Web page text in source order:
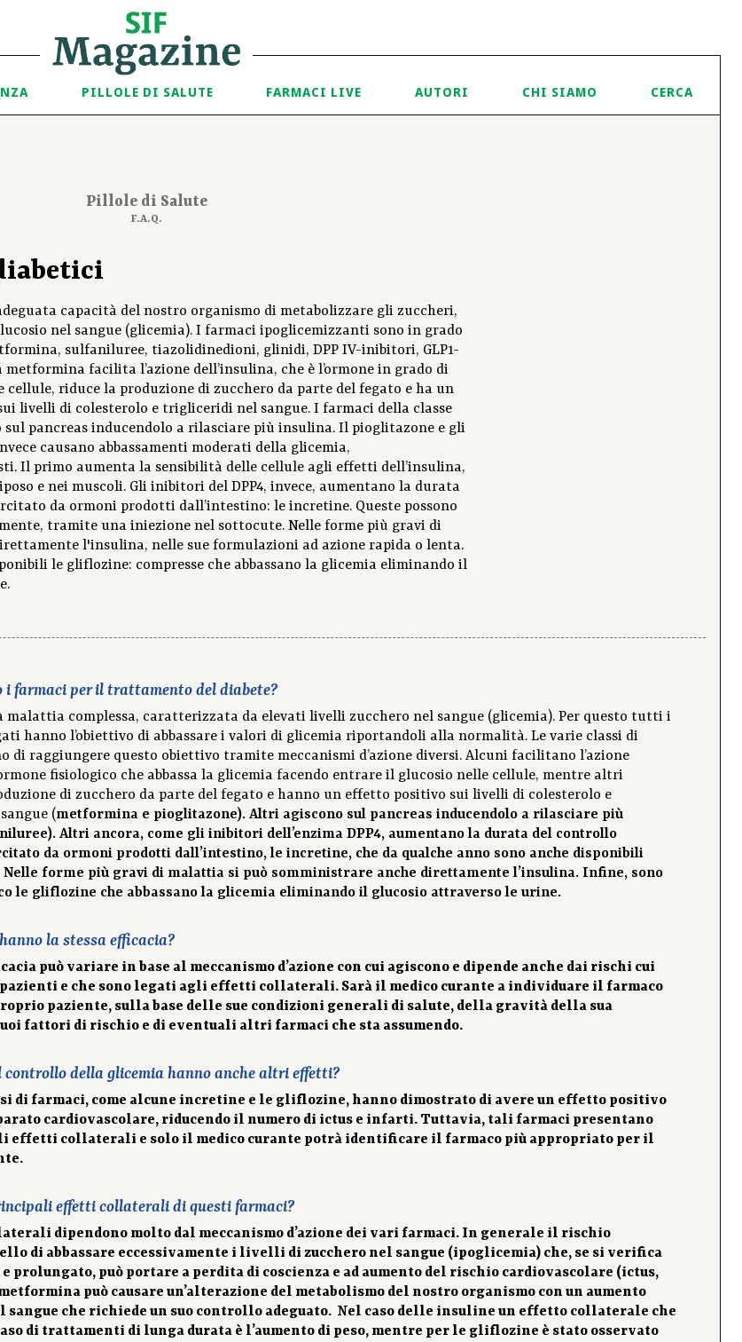
PILLOLE DI SALUTE FARMACI LIVE AUTORI CHI SIAMO CERCA
Pillole di Salute
F.A.Q.
capacità del nostro organismo di metabolizzare gli zuccheri,
nel sangue (glicemia). I farmaci ipoglicemizzanti sono in grado
sulfaniluree, tiazolidinedioni, glinidi, DPP IV-inibitori, GLP1-
facilita l’azione dell’insulina, che è l’ormone in grado di
riduce la produzione di zucchero da parte del fegato e ha un
livelli di colesterolo e trigliceridi nel sangue. I farmaci della classe
sul pancreas inducendolo a rilasciare più insulina. Il pioglitazone e gli
causano abbassamenti moderati della glicemia,
Il primo aumenta la sensibilità delle cellule agli effetti dell’insulina,
e nei muscoli. Gli inibitori del DPP4, invece, aumentano la durata
da ormoni prodotti dall’intestino: le incretine. Queste possono
tramite una iniezione nel sottocute. Nelle forme più gravi di
l'insulina, nelle sue formulazioni ad azione rapida o lenta.
le gliflozine: compresse che abbassano la glicemia eliminando il
i farmaci per il trattamento del diabete?
malattia complessa, caratterizzata da elevati livelli zucchero nel sangue (glicemia). Per questo tutti i
hanno l’obiettivo di abbassare i valori di glicemia riportandoli alla normalità. Le varie classi di
di raggiungere questo obiettivo tramite meccanismi d’azione diversi. Alcuni facilitano l’azione
fisiologico che abbassa la glicemia facendo entrare il glucosio nelle cellule, mentre altri
di zucchero da parte del fegato e hanno un effetto positivo sui livelli di colesterolo e
(metformina e pioglitazone). Altri agiscono sul pancreas inducendolo a rilasciare più
Altri ancora, come gli inibitori dell’enzima DPP4, aumentano la durata del controllo
da ormoni prodotti dall’intestino, le incretine, che da qualche anno sono anche disponibili
forme più gravi di malattia si può somministrare anche direttamente l’insulina. Infine, sono
le gliflozine che abbassano la glicemia eliminando il glucosio attraverso le urine.
la stessa efficacia?
può variare in base al meccanismo d’azione con cui agiscono e dipende anche dai rischi cui
pazienti e che sono legati agli effetti collaterali. Sarà il medico curante a individuare il farmaco
paziente, sulla base delle sue condizioni generali di salute, della gravità della sua
fattori di rischio e di eventuali altri farmaci che sta assumendo.
della glicemia hanno anche altri effetti?
di farmaci, come alcune incretine e le gliflozine, hanno dimostrato di avere un effetto positivo
cardiovascolare, riducendo il numero di ictus e infarti. Tuttavia, tali farmaci presentano
effetti collaterali e solo il medico curante potrà identificare il farmaco più appropriato per il
effetti collaterali di questi farmaci?
dipendono molto dal meccanismo d’azione dei vari farmaci. In generale il rischio
di abbassare eccessivamente i livelli di zucchero nel sangue (ipoglicemia) che, se si verifica
e prolungato, può portare a perdita di coscienza e ad aumento del rischio cardiovascolare (ictus,
può causare un’alterazione del metabolismo del nostro organismo con un aumento
sangue che richiede un suo controllo adeguato. Nel caso delle insuline un effetto collaterale che
di trattamenti di lunga durata è l’aumento di peso, mentre per le gliflozine è stato osservato